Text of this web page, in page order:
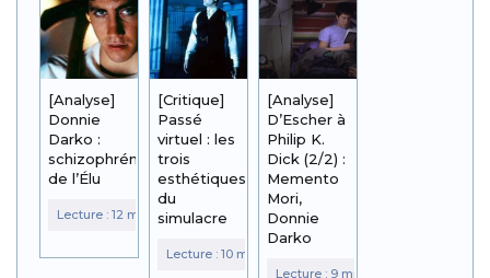
[Analyse]
Donnie
Darko :
schizophrénie
de l’Élu
[Critique]
Passé
virtuel : les
trois
esthétiques
du
simulacre
[Analyse]
D’Escher à
Philip K.
Dick (2/2) :
Memento
Mori,
Donnie
Darko